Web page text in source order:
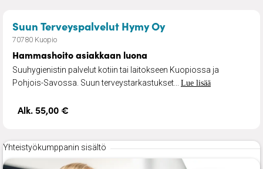
Suun Terveyspalvelut Hymy Oy– Hammashoito
70780 Kuopio
Hammashoito asiakkaan luona
Suuhygienistin palvelut kotiin tai laitokseen Kuopiossa ja
Pohjois-Savossa. Suun terveystarkastukset... Lue lisää
Alk. 55,00 €
Yhteistyökumppanin sisältö